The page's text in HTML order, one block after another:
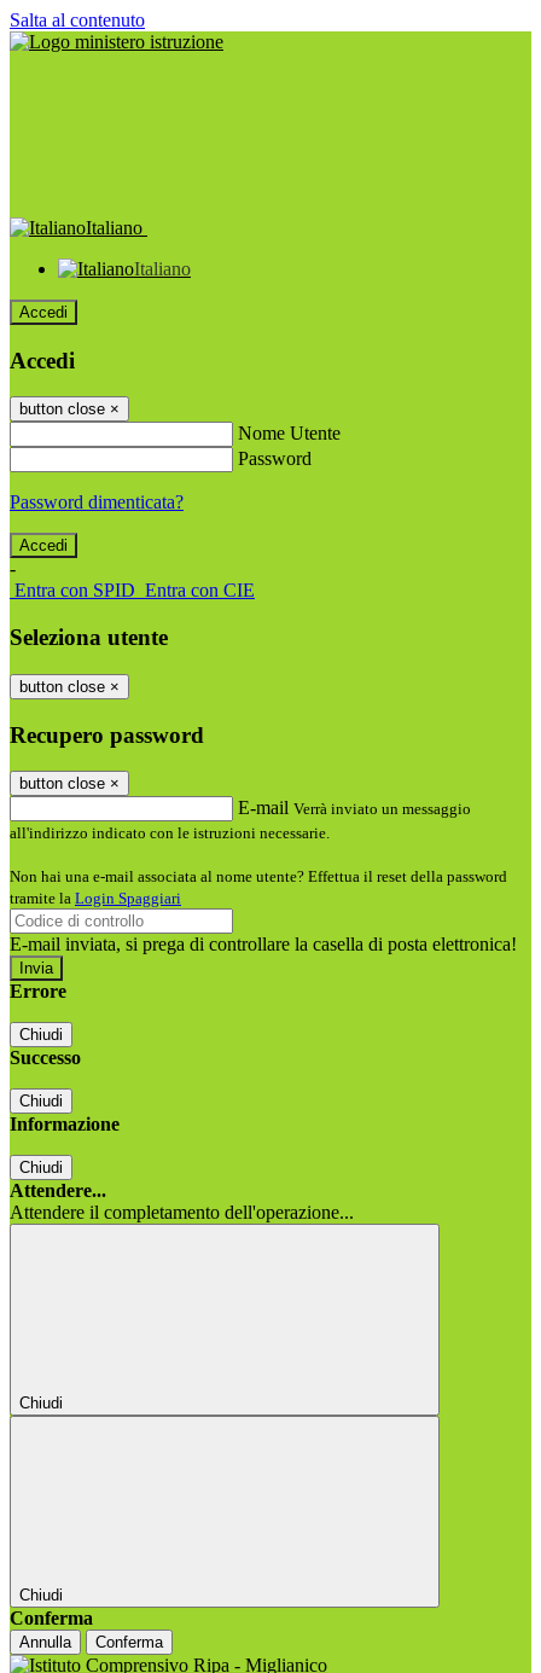
Salta al contenuto
Italiano
Italiano
Accedi
Accedi
button close ×
Nome Utente
Password
Password dimenticata?
-
Entra con SPID Entra con CIE
Seleziona utente
button close ×
Recupero password
button close ×
E-mail Verrà inviato un messaggio
all'indirizzo indicato con le istruzioni necessarie.
Non hai una e-mail associata al nome utente? Effettua il reset della password
tramite la Login Spaggiari
E-mail inviata, si prega di controllare la casella di posta elettronica!
Errore
Chiudi
Successo
Chiudi
Informazione
Chiudi
Attendere...
Attendere il completamento dell'operazione...
Chiudi
Chiudi
Conferma
Annulla Conferma